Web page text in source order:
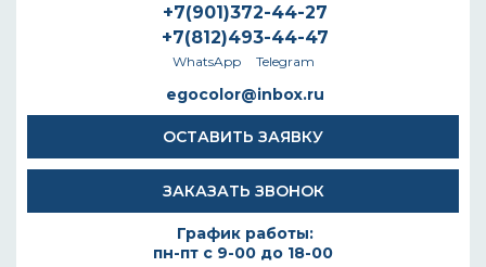
+7(901)372-44-27
+7(812)493-44-47
WhatsApp Telegram
egocolor@inbox.ru
ОСТАВИТЬ ЗАЯВКУ
ЗАКАЗАТЬ ЗВОНОК
График работы:
пн-пт с 9-00 до 18-00